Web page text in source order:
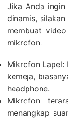
Jika Anda ingin
dinamis,
membuat
mikrofon.
Mikrofon Lapel:
kemeja,
headphone.
Mikrofon
menangkap